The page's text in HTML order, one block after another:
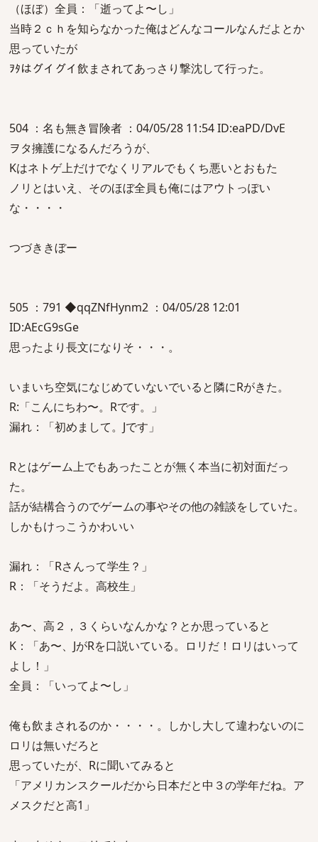
（ほぼ）全員：「逝ってよ〜し」
当時２ｃｈを知らなかった俺はどんなコールなんだよとか
思っていたが
ｦﾀはグイグイ飲まされてあっさり撃沈して行った。
504 ：名も無き冒険者 ：04/05/28 11:54 ID:eaPD/DvE
ヲタ擁護になるんだろうが、
Kはネトゲ上だけでなくリアルでもくち悪いとおもた
ノリとはいえ、そのほぼ全員も俺にはアウトっぽい
な・・・・
つづききぼー
505 ：791 ◆qqZNfHynm2 ：04/05/28 12:01
ID:AEcG9sGe
思ったより長文になりそ・・・。
いまいち空気になじめていないでいると隣にRがきた。
R:「こんにちわ〜。Rです。」
漏れ：「初めまして。Jです」
Rとはゲーム上でもあったことが無く本当に初対面だっ
た。
話が結構合うのでゲームの事やその他の雑談をしていた。
しかもけっこうかわいい
漏れ：「Rさんって学生？」
R：「そうだよ。高校生」
あ〜、高２，３くらいなんかな？とか思っていると
K：「あ〜、JがRを口説いている。ロリだ！ロリはいって
よし！」
全員：「いってよ〜し」
俺も飲まされるのか・・・・。しかし大して違わないのに
ロリは無いだろと
思っていたが、Rに聞いてみると
「アメリカンスクールだから日本だと中３の学年だね。ア
メスクだと高1」